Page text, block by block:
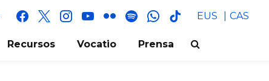
facebook
x instagram
youtube
flickr spotifywhatsapp
tik
EUS CAS
Recursos Vocatio Prensa